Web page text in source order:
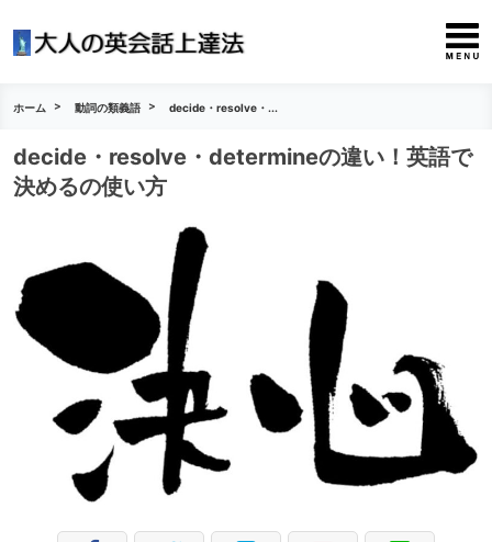
ホーム 動詞の類義語 decide・resolve・...
decide・resolve・determineの違い！英語で
決めるの使い方